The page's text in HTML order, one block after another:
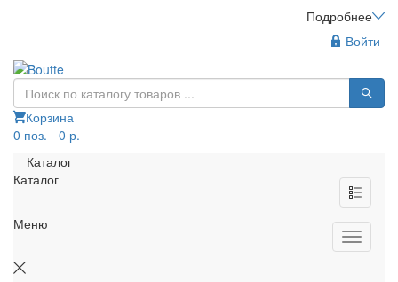
Подробнее
Войти
Корзина
0 поз. - 0 р.
Каталог
Каталог
Меню